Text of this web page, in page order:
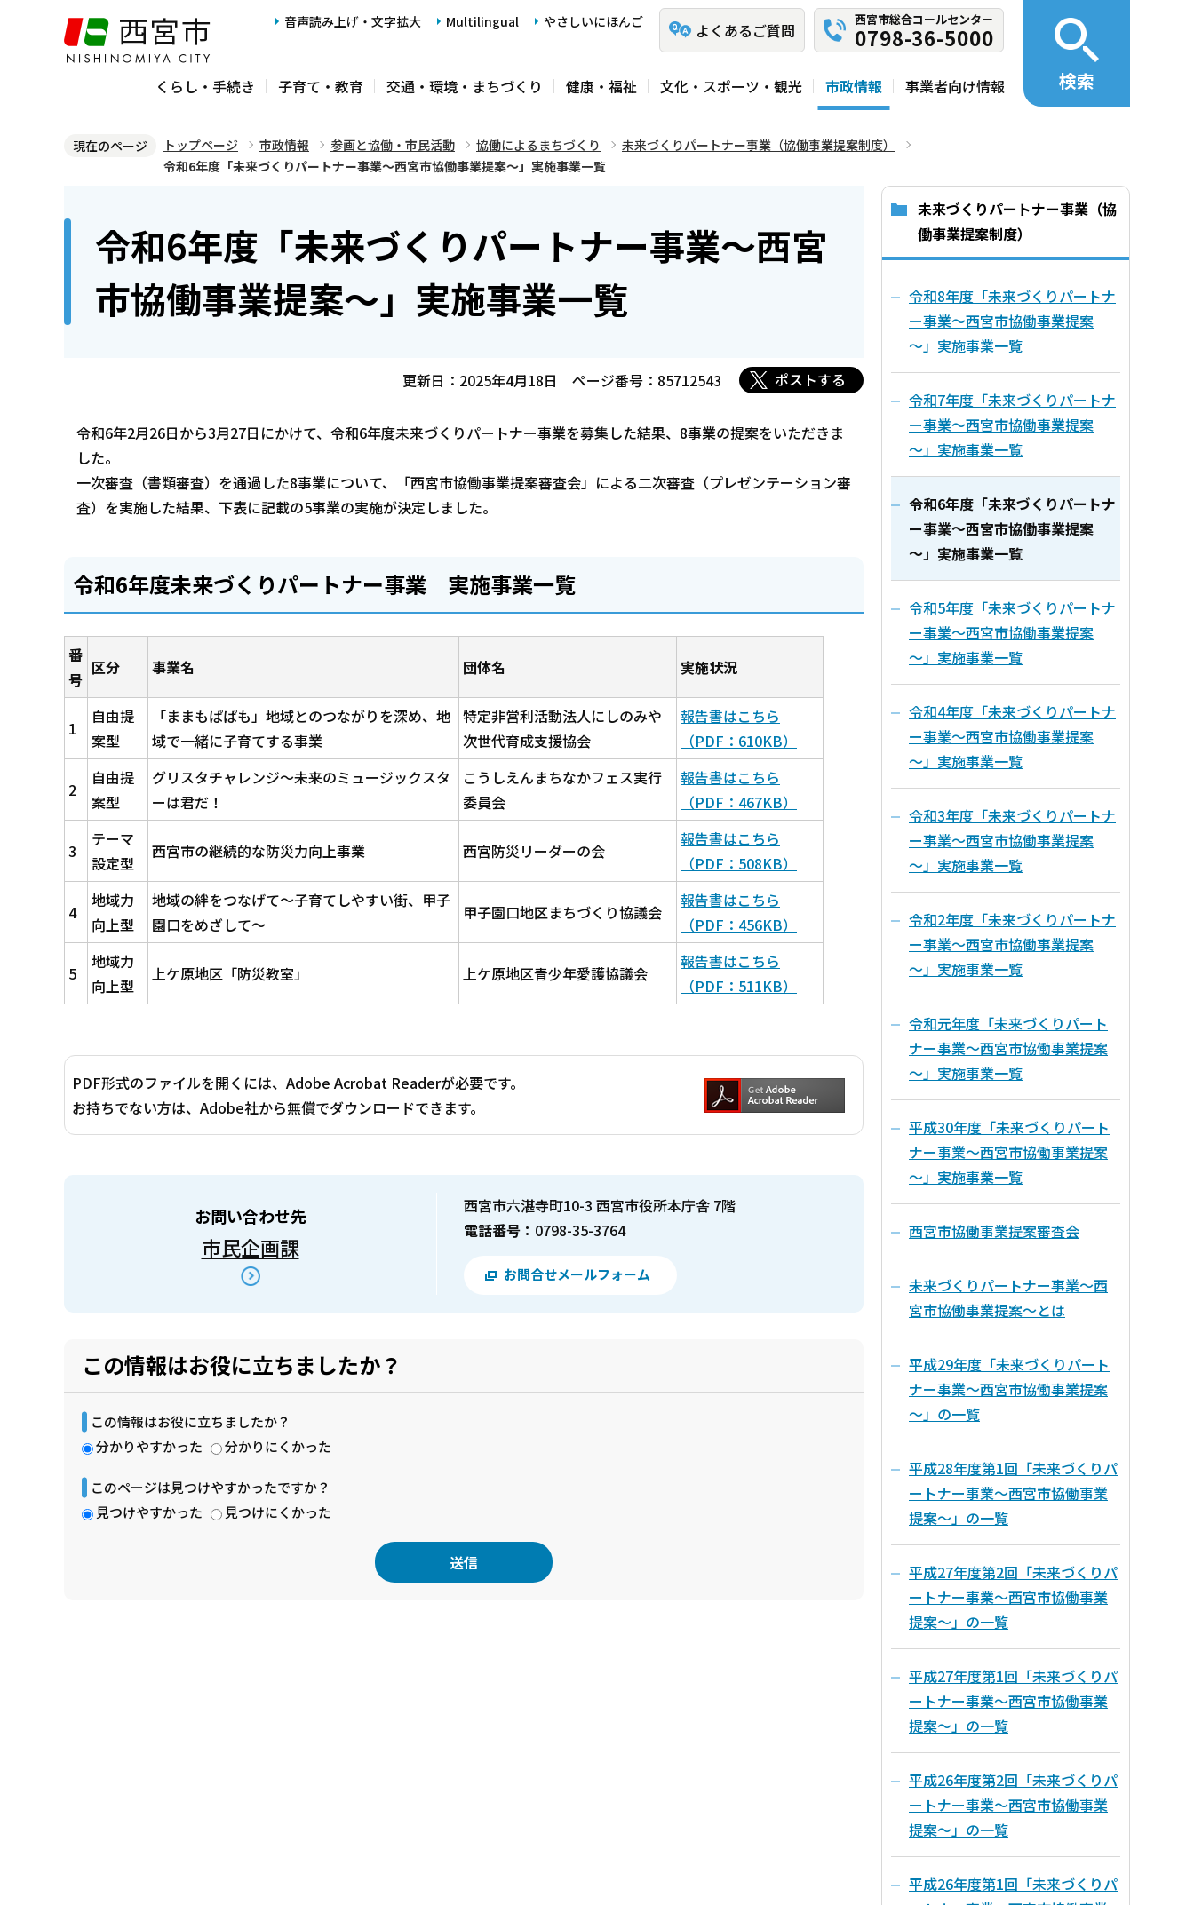
ジ
音声読み上げ・文字拡大 Multilingual やさしいにほんご よくあるご質問
西宮市総合コールセンター
0798-36-5000
くらし・手続き 子育て・教育 交通・環境・まちづくり 健康・福祉 文化・スポーツ・観光 市政情報 事業者向け情報 検索
現在のページ トップページ 市政情報 参画と協働・市民活動 協働によるまちづくり
未来づくりパートナー事業（協働事業提案制度）
令和6年度「未来づくりパートナー事業～西宮市協働事業提案～」実施事業一覧
令和6年度「未来づくりパートナー事業～西宮
市協働事業提案～」実施事業一覧
更新日：2025年4月18日 ページ番号：85712543 ポストする
令和6年2月26日から3月27日にかけて、令和6年度未来づくりパートナー事業を募集した結果、8事業の提案をいただきま
した。
一次審査（書類審査）を通過した8事業について、「西宮市協働事業提案審査会」による二次審査（プレゼンテーション審
査）を実施した結果、下表に記載の5事業の実施が決定しました。
令和6年度未来づくりパートナー事業 実施事業一覧
番
号
区分 事業名 団体名 実施状況
1
自由提
案型
「ままもぱぱも」地域とのつながりを深め、地
域で一緒に子育てする事業
特定非営利活動法人にしのみや
次世代育成支援協会
報告書はこちら
（PDF：610KB）
2
自由提
案型
グリスタチャレンジ～未来のミュージックスタ
ーは君だ！
こうしえんまちなかフェス実行
委員会
報告書はこちら
（PDF：467KB）
3
テーマ
設定型
西宮市の継続的な防災力向上事業 西宮防災リーダーの会
報告書はこちら
（PDF：508KB）
4
地域力
向上型
地域の絆をつなげて～子育てしやすい街、甲子
園口をめざして～
甲子園口地区まちづくり協議会
報告書はこちら
（PDF：456KB）
5
地域力
向上型
上ケ原地区「防災教室」 上ケ原地区青少年愛護協議会
報告書はこちら
（PDF：511KB）
PDF形式のファイルを開くには、Adobe Acrobat Readerが必要です。
お持ちでない方は、Adobe社から無償でダウンロードできます。
お問い合わせ先
市民企画課
西宮市六湛寺町10-3 西宮市役所本庁舎 7階
電話番号： 0798-35-3764
お問合せメールフォーム
この情報はお役に立ちましたか？
この情報はお役に立ちましたか？
分かりやすかった
分かりにくかった
このページは見つけやすかったですか？
見つけやすかった
見つけにくかった
未来づくりパートナー事業（協
働事業提案制度）
令和8年度「未来づくりパートナ
ー事業～西宮市協働事業提案
～」実施事業一覧
令和7年度「未来づくりパートナ
ー事業～西宮市協働事業提案
～」実施事業一覧
令和6年度「未来づくりパートナ
ー事業～西宮市協働事業提案
～」実施事業一覧
令和5年度「未来づくりパートナ
ー事業～西宮市協働事業提案
～」実施事業一覧
令和4年度「未来づくりパートナ
ー事業～西宮市協働事業提案
～」実施事業一覧
令和3年度「未来づくりパートナ
ー事業～西宮市協働事業提案
～」実施事業一覧
令和2年度「未来づくりパートナ
ー事業～西宮市協働事業提案
～」実施事業一覧
令和元年度「未来づくりパート
ナー事業～西宮市協働事業提案
～」実施事業一覧
平成30年度「未来づくりパート
ナー事業～西宮市協働事業提案
～」実施事業一覧
西宮市協働事業提案審査会
未来づくりパートナー事業～西
宮市協働事業提案～とは
平成29年度「未来づくりパート
ナー事業～西宮市協働事業提案
～」の一覧
平成28年度第1回「未来づくりパ
ートナー事業～西宮市協働事業
提案～」の一覧
平成27年度第2回「未来づくりパ
ートナー事業～西宮市協働事業
提案～」の一覧
平成27年度第1回「未来づくりパ
ートナー事業～西宮市協働事業
提案～」の一覧
平成26年度第2回「未来づくりパ
ートナー事業～西宮市協働事業
提案～」の一覧
平成26年度第1回「未来づくりパ